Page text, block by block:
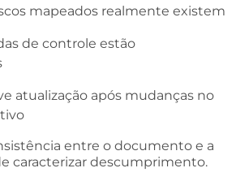
mapeados realmente existem
de controle estão
atualização após mudanças no
entre o documento e a
caracterizar descumprimento.